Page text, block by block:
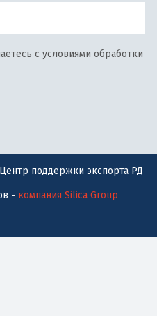
с условиями обработки
поддержки экспорта РД
- компания Silica Group